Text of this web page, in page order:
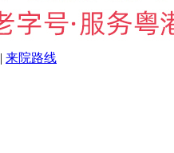
| 来院路线